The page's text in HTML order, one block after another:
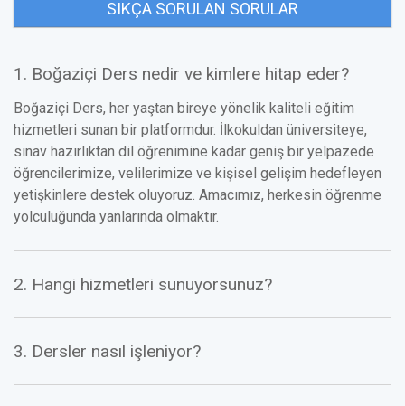
SIKÇA SORULAN SORULAR
1. Boğaziçi Ders nedir ve kimlere hitap eder?
Boğaziçi Ders, her yaştan bireye yönelik kaliteli eğitim
hizmetleri sunan bir platformdur. İlkokuldan üniversiteye,
sınav hazırlıktan dil öğrenimine kadar geniş bir yelpazede
öğrencilerimize, velilerimize ve kişisel gelişim hedefleyen
yetişkinlere destek oluyoruz. Amacımız, herkesin öğrenme
yolculuğunda yanlarında olmaktır.
2. Hangi hizmetleri sunuyorsunuz?
3. Dersler nasıl işleniyor?